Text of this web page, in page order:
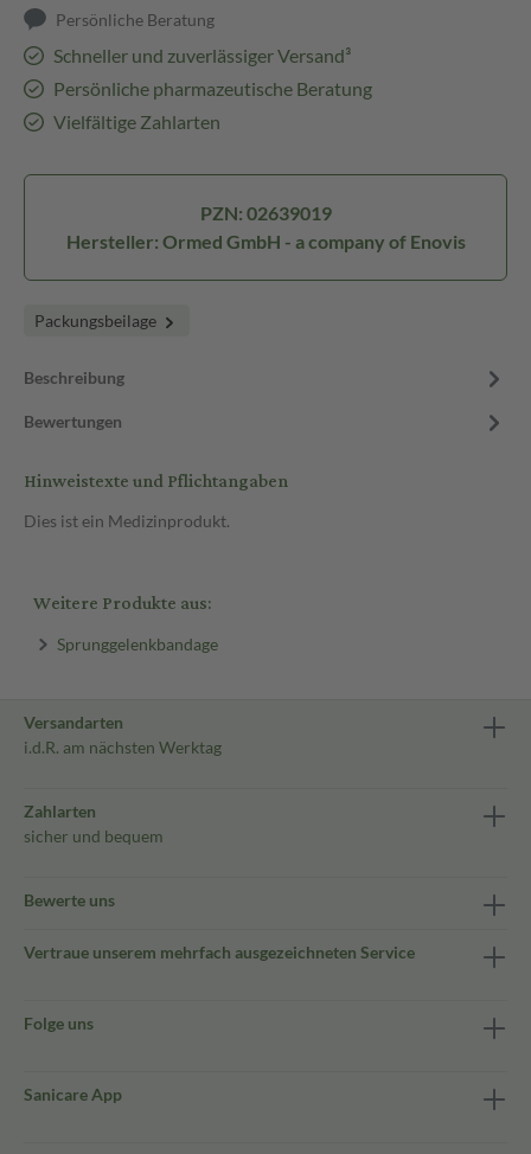
Persönliche Beratung
Schneller und zuverlässiger Versand³
Persönliche pharmazeutische Beratung
Vielfältige Zahlarten
PZN: 02639019
Hersteller: Ormed GmbH - a company of Enovis
Packungsbeilage
Beschreibung
Bewertungen
Hinweistexte und Pflichtangaben
Dies ist ein Medizinprodukt.
Weitere Produkte aus:
Sprunggelenkbandage
Versandarten
i.d.R. am nächsten Werktag
Zahlarten
sicher und bequem
Bewerte uns
Vertraue unserem mehrfach ausgezeichneten Service
Folge uns
Sanicare App